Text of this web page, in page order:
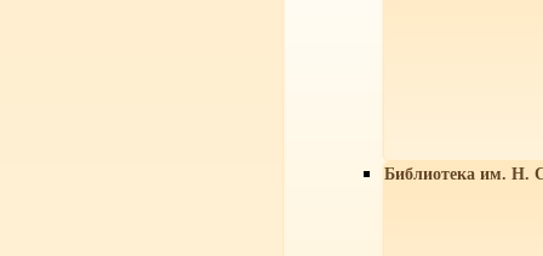
Библиотека им. Н.